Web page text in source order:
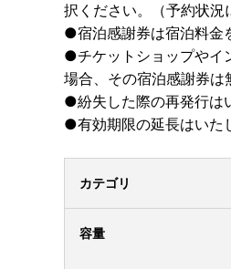
択ください。（予約状況
●宿泊感謝券は宿泊料金
●チケットショップやイ
場合、その宿泊感謝券は
●紛失した際の再発行は
●有効期限の延長はいた
カテゴリ
容量